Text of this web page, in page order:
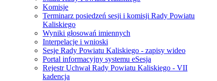
Komisje
Terminarz posiedzeń sesji i komisji Rady Powiatu
Kaliskiego
Wyniki głosowań imiennych
Interpelacje i wnioski
Sesje Rady Powiatu Kaliskiego - zapisy wideo
Portal informacyjny systemu eSesja
Rejestr Uchwał Rady Powiatu Kaliskiego - VII
kadencja